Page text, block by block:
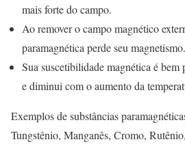
mais forte do campo.
Ao remover o campo magnético
paramagnética perde seu magnetismo.
Sua suscetibilidade magnética é bem
e diminui com o aumento da
Exemplos de substâncias
Tungstênio, Manganês, Cromo,